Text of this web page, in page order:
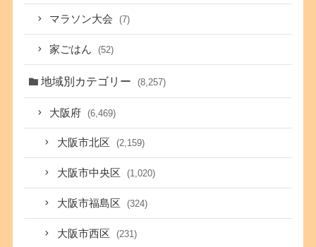
マラソン大会 (7)
家ごはん (52)
地域別カテゴリー (8,257)
大阪府 (6,469)
大阪市北区 (2,159)
大阪市中央区 (1,020)
大阪市福島区 (324)
大阪市西区 (231)